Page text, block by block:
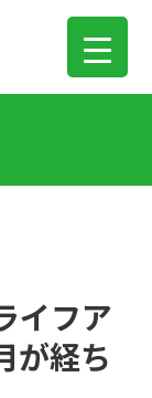
イフア
が経ち